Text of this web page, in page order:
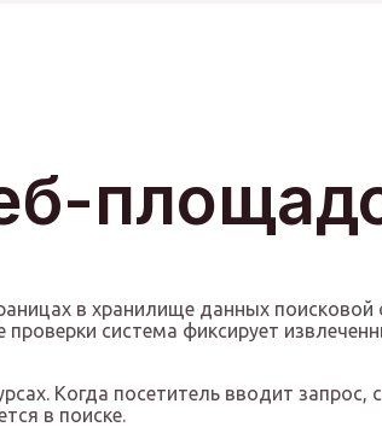
в хранилище данных
система фиксирует
Когда посетитель вводит запрос,
в поиске.